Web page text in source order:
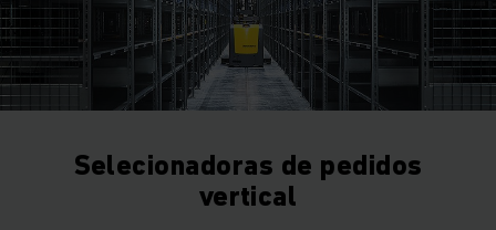
Selecionadoras de pedidos
vertical